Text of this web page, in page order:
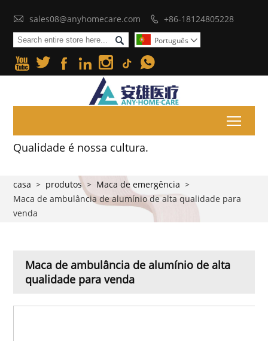
 sales08@anyhomecare.com  +86-18124805228
 Português 
     
Qualidade é nossa cultura.
casa > produtos > Maca de emergência >
Maca de ambulância de alumínio de alta qualidade para
venda
Maca de ambulância de alumínio de alta
qualidade para venda